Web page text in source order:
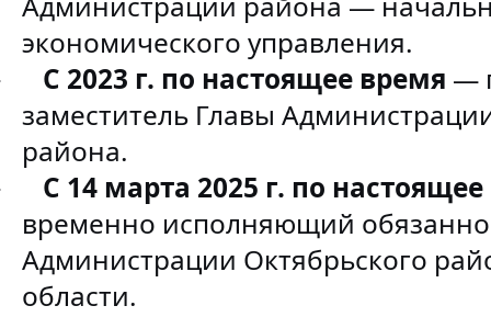
экономического управления.
С 2023 г. по настоящее время —
заместитель Главы
района.
С 14 марта 2025 г. по
временно исполняющий
Администрации Октябрьского
области.